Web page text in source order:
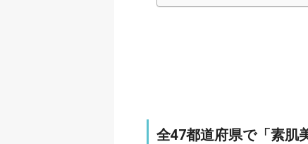
全47都道府県で「素肌